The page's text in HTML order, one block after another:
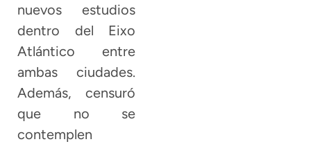
nuevos estudios
dentro del Eixo
Atlántico entre
ambas ciudades.
Además, censuró
que no se
contemplen